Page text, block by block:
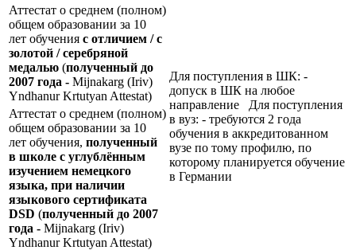
Аттестат о среднем (полном)
общем образовании за 10
лет обучения с отличием / с
золотой / серебряной
медалью (полученный до
2007 года - Mijnakarg (Iriv)
Yndhanur Krtutyan Attestat)
Для поступления в ШК: -
допуск в ШК на любое
направление Для поступления
в вуз: - требуются 2 года
обучения в аккредитованном
вузе по тому профилю, по
которому планируется обучение
в Германии
Аттестат о среднем (полном)
общем образовании за 10
лет обучения, полученный
в школе с углублённым
изучением немецкого
языка, при наличии
языкового сертификата
DSD (полученный до 2007
года - Mijnakarg (Iriv)
Yndhanur Krtutyan Attestat)